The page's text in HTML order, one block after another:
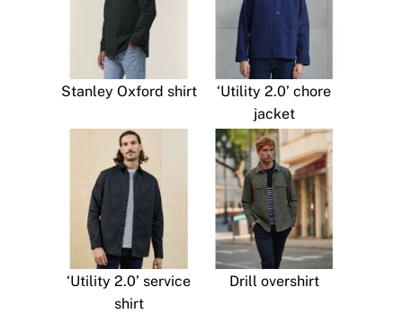
Stanley Oxford shirt
‘Utility 2.0’ chore
jacket
‘Utility 2.0’ service
shirt
Drill overshirt